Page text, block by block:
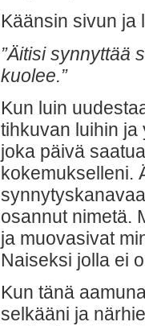
Käänsin sivun ja
”Äitisi synnyttää
kuolee.”
Kun luin
tihkuvan luihin ja
joka päivä
kokemukselleni.
osannut nimetä.
ja muovasivat
Naiseksi jolla ei
Kun tänä
selkääni ja